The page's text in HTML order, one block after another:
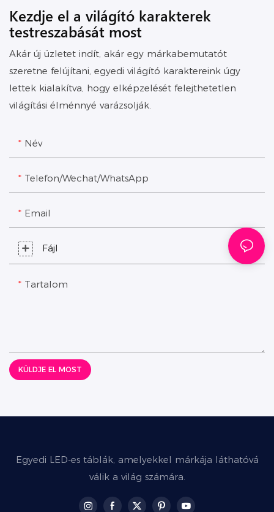
Kezdje el a világító karakterek
testreszabását most
Akár új üzletet indít, akár egy márkabemutatót
szeretne felújítani, egyedi világító karaktereink úgy
lettek kialakítva, hogy elképzelését felejthetetlen
világítási élménnyé varázsolják.
Név
Telefon/Wechat/WhatsApp
Email
Fájl
Tartalom
KÜLDJE EL MOST
Egyedi LED-es táblák, amelyekkel márkája láthatóvá
válik a világ számára.